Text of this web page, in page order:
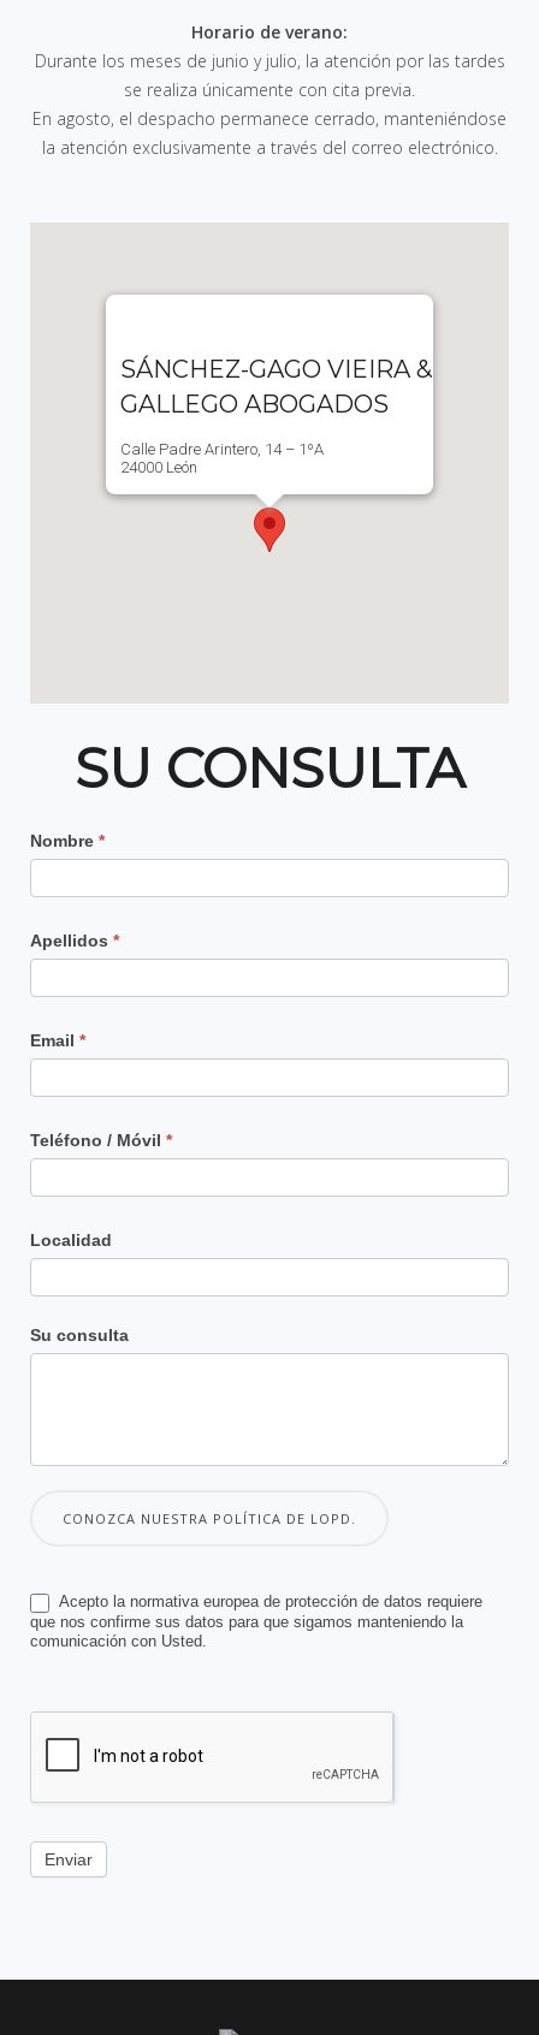
Horario de verano:
Durante los meses de junio y julio, la atención por las tardes
se realiza únicamente con cita previa.
En agosto, el despacho permanece cerrado, manteniéndose
la atención exclusivamente a través del correo electrónico.
SÁNCHEZ-GAGO VIEIRA &
GALLEGO ABOGADOS
Calle Padre Arintero, 14 – 1ºA
24000 León
SU CONSULTA
Contacto
Principal
Nombre *
Apellidos *
Email *
Teléfono / Móvil *
Localidad
Su consulta
CONOZCA NUESTRA POLÍTICA DE LOPD.
Acepto la normativa europea de protección de datos requiere
que nos confirme sus datos para que sigamos manteniendo la
comunicación con Usted.
Enviar